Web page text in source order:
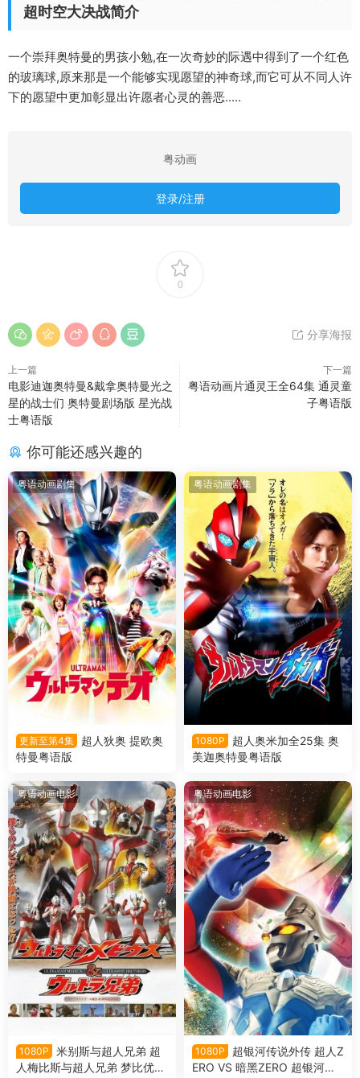
超时空大决战简介
一个崇拜奥特曼的男孩小勉,在一次奇妙的际遇中得到了一个红色
的玻璃球,原来那是一个能够实现愿望的神奇球,而它可从不同人许
下的愿望中更加彰显出许愿者心灵的善恶.....
粤动画
登录/注册
0
分享海报
上一篇
电影迪迦奥特曼&戴拿奥特曼光之
星的战士们 奥特曼剧场版 星光战
士粤语版
下一篇
粤语动画片通灵王全64集 通灵童
子粤语版
你可能还感兴趣的
粤语动画剧集
更新至第4集
超人狄奥 提欧奥
特曼粤语版
粤语动画剧集
1080P
超人奥米加全25集 奥
美迦奥特曼粤语版
粤语动画电影
1080P
米别斯与超人兄弟 超
人梅比斯与超人兄弟 梦比优斯
粤语动画电影
1080P
超银河传说外传 超人Z
ERO VS 暗黑ZERO 超银河传